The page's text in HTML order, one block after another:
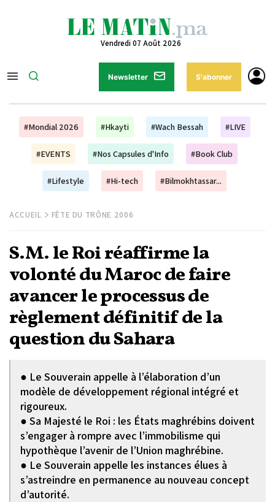
Vendredi 07 Août 2026
Newsletter S'abonner
#Mondial 2026 #Hkayti #Wach Bessah #LIVE
#EVENTS #Nos Capsules d'Info #Book Club
#Lifestyle #Hi-tech #Bilmokhtassar...
ACCUEIL FÊTE DU TRÔNE 2006
S.M. le Roi réaffirme la
volonté du Maroc de faire
avancer le processus de
règlement définitif de la
question du Sahara
● Le Souverain appelle à l’élaboration d’un
modèle de développement régional intégré et
rigoureux.
● Sa Majesté le Roi : les États maghrébins doivent
s’engager à rompre avec l’immobilisme qui
hypothèque l’avenir de l’Union maghrébine.
● Le Souverain appelle les instances élues à
s’astreindre en permanence au nouveau concept
d’autorité.